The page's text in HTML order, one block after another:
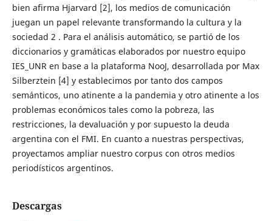
bien afirma Hjarvard [2], los medios de comunicación
juegan un papel relevante transformando la cultura y la
sociedad 2 . Para el análisis automático, se partió de los
diccionarios y gramáticas elaborados por nuestro equipo
IES_UNR en base a la plataforma NooJ, desarrollada por Max
Silberztein [4] y establecimos por tanto dos campos
semánticos, uno atinente a la pandemia y otro atinente a los
problemas económicos tales como la pobreza, las
restricciones, la devaluación y por supuesto la deuda
argentina con el FMI. En cuanto a nuestras perspectivas,
proyectamos ampliar nuestro corpus con otros medios
periodísticos argentinos.
Descargas